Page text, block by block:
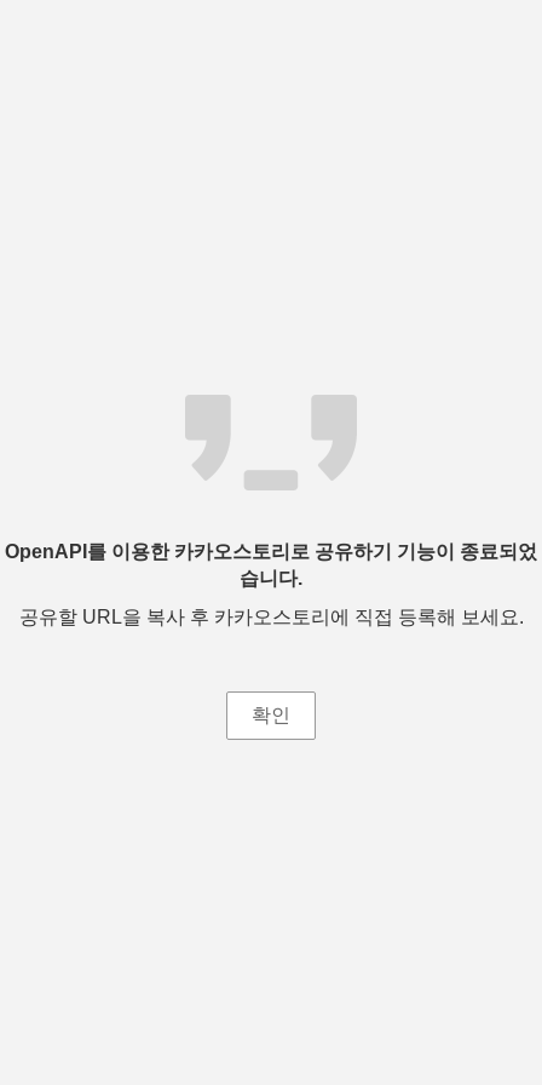
OpenAPI를 이용한 카카오스토리로 공유하기 기능이 종료되었
습니다.
공유할 URL을 복사 후 카카오스토리에 직접 등록해 보세요.
확인